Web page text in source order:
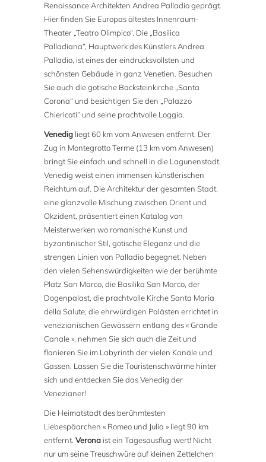
Renaissance Architekten Andrea Palladio geprägt.
Hier finden Sie Europas ältestes Innenraum-
Theater „Teatro Olimpico“. Die „Basilica
Palladiana“, Hauptwerk des Künstlers Andrea
Palladio, ist eines der eindrucksvollsten und
schönsten Gebäude in ganz Venetien. Besuchen
Sie auch die gotische Backsteinkirche „Santa
Corona“ und besichtigen Sie den „Palazzo
Chiericati“ und seine prachtvolle Loggia.
Venedig liegt 60 km vom Anwesen entfernt. Der
Zug in Montegrotto Terme (13 km vom Anwesen)
bringt Sie einfach und schnell in die Lagunenstadt.
Venedig weist einen immensen künstlerischen
Reichtum auf. Die Architektur der gesamten Stadt,
eine glanzvolle Mischung zwischen Orient und
Okzident, präsentiert einen Katalog von
Meisterwerken wo romanische Kunst und
byzantinischer Stil, gotische Eleganz und die
strengen Linien von Palladio begegnet. Neben
den vielen Sehenswürdigkeiten wie der berühmte
Platz San Marco, die Basilika San Marco, der
Dogenpalast, die prachtvolle Kirche Santa Maria
della Salute, die ehrwürdigen Palästen errichtet in
venezianischen Gewässern entlang des « Grande
Canale », nehmen Sie sich auch die Zeit und
flanieren Sie im Labyrinth der vielen Kanäle und
Gassen. Lassen Sie die Touristenschwärme hinter
sich und entdecken Sie das Venedig der
Venezianer!
Die Heimatstadt des berühmtesten
Liebespäarchen « Romeo und Julia » liegt 90 km
entfernt.Verona ist ein Tagesausflug wert! Nicht
nur um seine Treuschwüre auf kleinen Zettelchen